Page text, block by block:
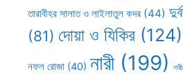
তারাবীহর সালাত ও লাইলাতুল কদর (44)
(81) দোয়া ও যিকির (124)
নফল রোজা (40) নারী(199)